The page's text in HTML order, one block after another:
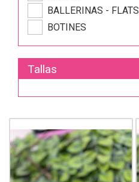
BALLERINAS - FLATS
BOTINES
Tallas